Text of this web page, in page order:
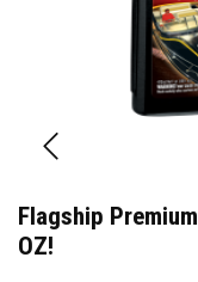
Flagship
OZ!